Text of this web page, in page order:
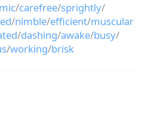
/carefree/sprightly/
/nimble/efficient/muscular
/dashing/awake/busy/
/working/brisk